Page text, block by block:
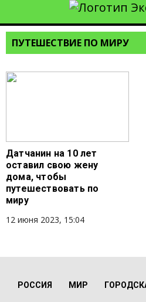
ПУТЕШЕСТВИЕ ПО МИРУ
Датчанин на 10 лет
оставил свою жену
дома, чтобы
путешествовать по
миру
12 июня 2023, 15:04
РОССИЯ МИР